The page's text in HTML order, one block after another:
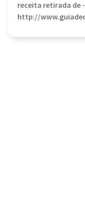
receita retirada de -
http://